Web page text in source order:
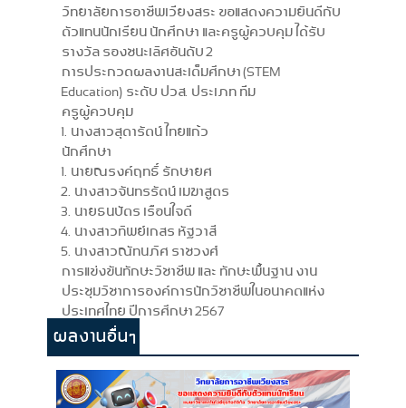
วิทยาลัยการอาชีพเวียงสระ ขอแสดงความยินดีกับ
ตัวแทนนักเรียน นักศึกษา และครูผู้ควบคุม ได้รับ
รางวัล รองชนะเลิศอันดับ 2
การประกวดผลงานสะเต็มศึกษา (STEM
Education) ระดับ ปวส. ประเภท ทีม
ครูผู้ควบคุม
1. นางสาวสุดารัตน์ ไทยแก้ว
นักศึกษา
1. นายณรงค์ฤทธิ์ รักษายศ
2. นางสาวจันทรรัตน์ เมฆาสูตร
3. นายธนบัตร เรือนใจดี
4. นางสาวทิพย์เกสร หัฐวาสี
5. นางสาวณัทนภิศ ราชวงศ์
การแข่งขันทักษะวิชาชีพ และ ทักษะพื้นฐาน งาน
ประชุมวิชาการองค์การนักวิชาชีพในอนาคตแห่ง
ประเทศไทย ปีการศึกษา 2567
ผลงานอื่นๆ